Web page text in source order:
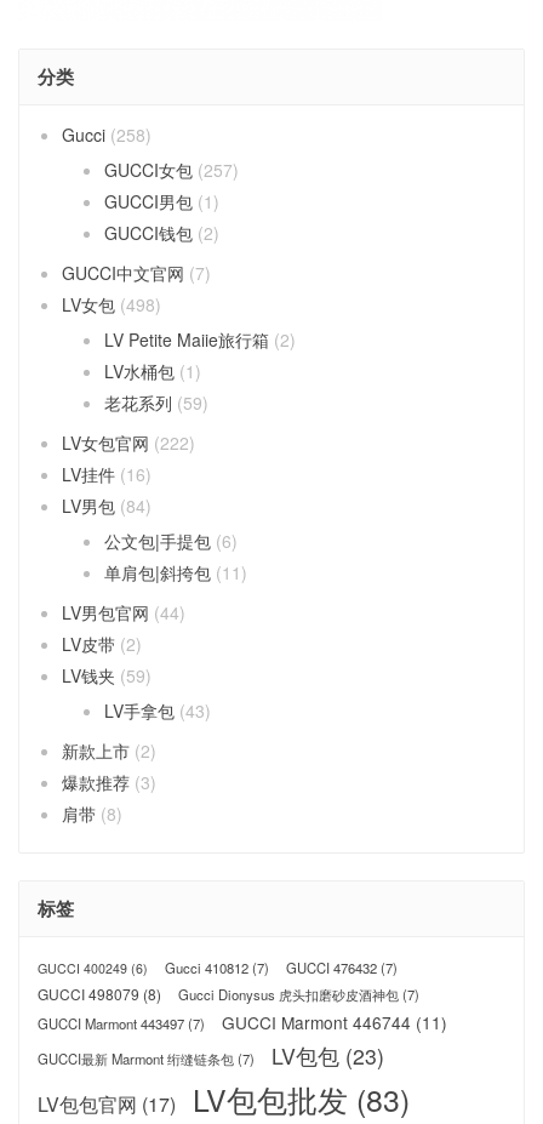
分类
Gucci (258)
GUCCI女包 (257)
GUCCI男包 (1)
GUCCI钱包 (2)
GUCCI中文官网 (7)
LV女包 (498)
LV Petite Maiie旅行箱 (2)
LV水桶包 (1)
老花系列 (59)
LV女包官网 (222)
LV挂件 (16)
LV男包 (84)
公文包|手提包 (6)
单肩包|斜挎包 (11)
LV男包官网 (44)
LV皮带 (2)
LV钱夹 (59)
LV手拿包 (43)
新款上市 (2)
爆款推荐 (3)
肩带 (8)
标签
GUCCI 400249 (6) Gucci 410812(7) GUCCI 476432(7)
GUCCI 498079 (8) Gucci Dionysus 虎头扣磨砂皮酒神包(7)
GUCCI Marmont 443497(7) GUCCI Marmont 446744 (11)
GUCCI最新 Marmont 绗缝链条包(7) LV包包 (23)
LV包包官网 (17) LV包包批发 (83)